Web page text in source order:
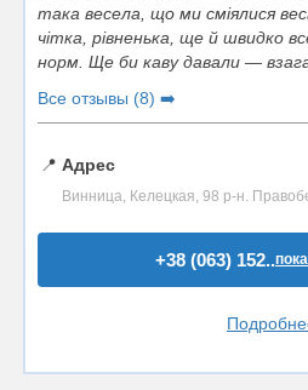
така весела, що ми сміялися
чітка, рівненька, ще й швидко
норм. Ще би каву давали —
Все отзывы (8) ➡️
📍 Адрес
Винница, Келецкая, 98 р-н.
+38 (063) 152..